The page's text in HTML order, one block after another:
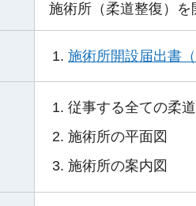
施術所（柔道整復）を
施術所開設届出書
従事する全ての柔
施術所の平面図
施術所の案内図